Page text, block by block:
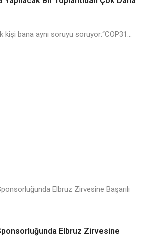
bana aynı soruyu soruyor:“COP31...
Elbruz Zirvesine